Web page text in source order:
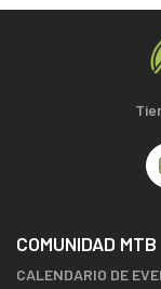
COMUNIDAD MTB
CALENDARIO DE